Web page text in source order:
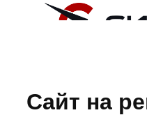
Сайт на